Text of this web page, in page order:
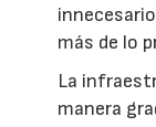
más de lo
La
manera